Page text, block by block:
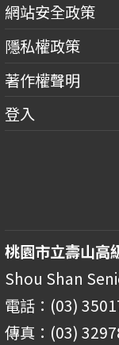
網站安全政策
隱私權政策
著作權聲明
登入
桃園市立壽山高
Shou Shan
電話：(03)
傳真：(03)